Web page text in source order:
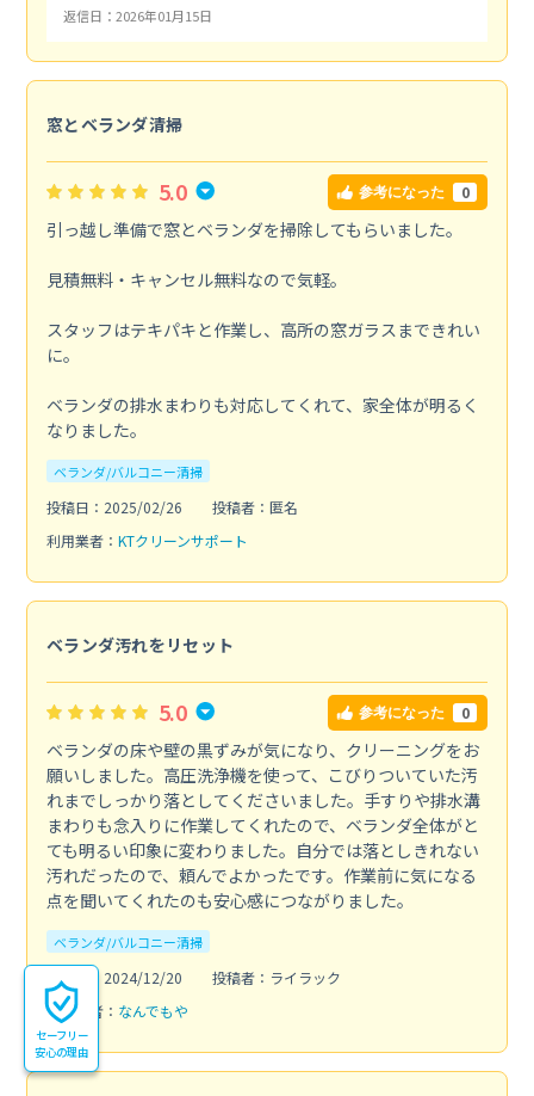
返信日：2026年01月15日
窓とベランダ清掃
5.0 参考になった 0
引っ越し準備で窓とベランダを掃除してもらいました。
見積無料・キャンセル無料なので気軽。
スタッフはテキパキと作業し、高所の窓ガラスまできれい
に。
ベランダの排水まわりも対応してくれて、家全体が明るく
なりました。
ベランダ/バルコニー清掃
投稿日：2025/02/26
投稿者：匿名
利用業者： KTクリーンサポート
ベランダ汚れをリセット
5.0 参考になった 0
ベランダの床や壁の黒ずみが気になり、クリーニングをお
願いしました。高圧洗浄機を使って、こびりついていた汚
れまでしっかり落としてくださいました。手すりや排水溝
まわりも念入りに作業してくれたので、ベランダ全体がと
ても明るい印象に変わりました。自分では落としきれない
汚れだったので、頼んでよかったです。作業前に気になる
点を聞いてくれたのも安心感につながりました。
ベランダ/バルコニー清掃
投稿日：2024/12/20
投稿者：ライラック
利用業者： なんでもや
セーフリー
安心の理由